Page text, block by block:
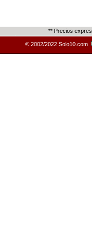
** Precios
© 2002/2022 Solo10.com